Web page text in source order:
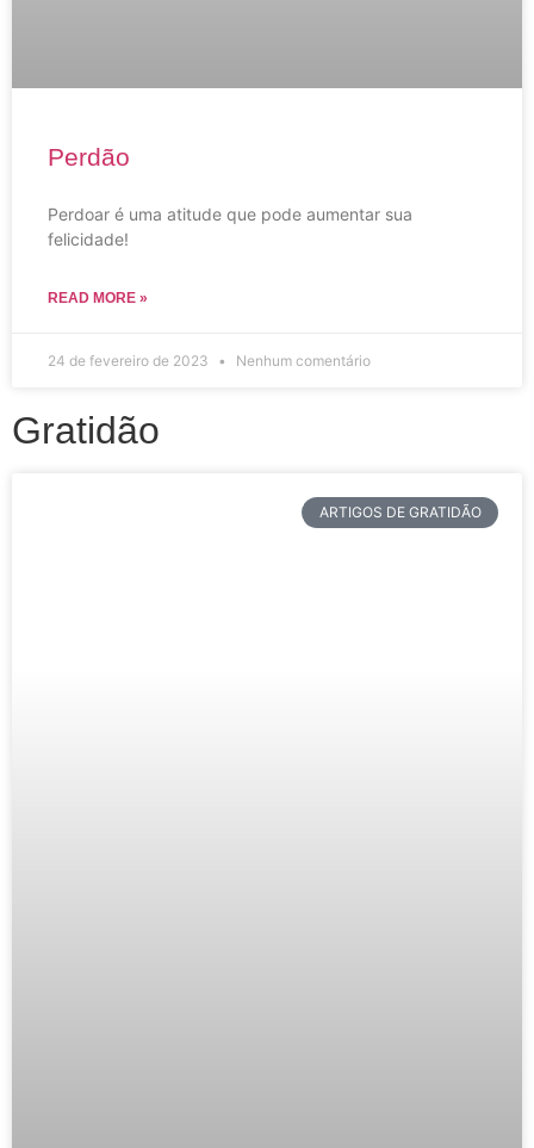
Perdão
Perdoar é uma atitude que pode aumentar sua
felicidade!
READ MORE »
24 de fevereiro de 2023 Nenhum comentário
Gratidão
ARTIGOS DE GRATIDÃO